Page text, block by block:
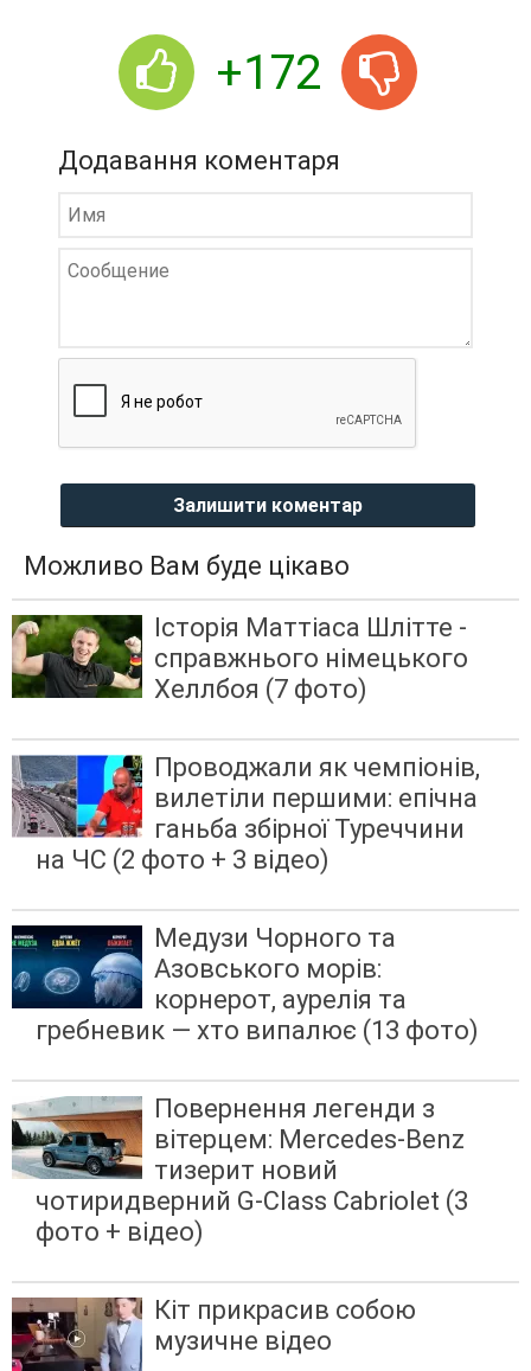
+172
Додавання коментаря
Залишити коментар
Можливо Вам буде цікаво
Історія Маттіаса Шлітте -
справжнього німецького
Хеллбоя (7 фото)
Проводжали як чемпіонів,
вилетіли першими: епічна
ганьба збірної Туреччини
на ЧС (2 фото + 3 відео)
Медузи Чорного та
Азовського морів:
корнерот, аурелія та
гребневик — хто випалює (13 фото)
Повернення легенди з
вітерцем: Mercedes-Benz
тизерит новий
чотиридверний G-Class Cabriolet (3
фото + відео)
Кіт прикрасив собою
музичне відео